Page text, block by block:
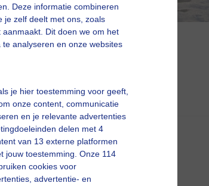
Deze informatie combineren
je zelf deelt met ons, zoals
Dit doen we om het
analyseren en onze websites
je hier toestemming voor geeft,
onze content, communicatie
en je relevante advertenties
delen met 4
van 13 externe platformen
jouw toestemming. Onze 114
cookies voor
advertentie- en
08-2025, 87x bekeken